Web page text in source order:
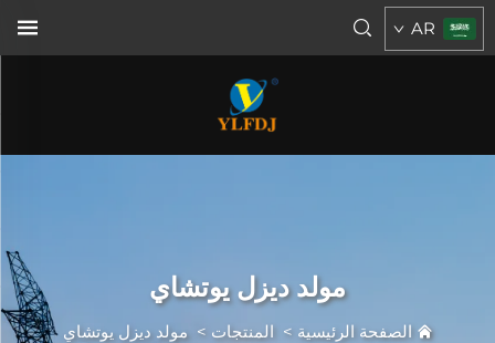
AR
مولد ديزل يوتشاي
الصفحة الرئيسية >المنتجات >مولد ديزل يوتشاي